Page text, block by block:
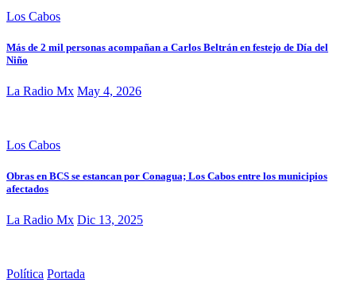
Los Cabos
Más de 2 mil personas acompañan a Carlos Beltrán en festejo de Día del
Niño
La Radio Mx May 4, 2026
Los Cabos
Obras en BCS se estancan por Conagua; Los Cabos entre los municipios
afectados
La Radio Mx Dic 13, 2025
Política Portada